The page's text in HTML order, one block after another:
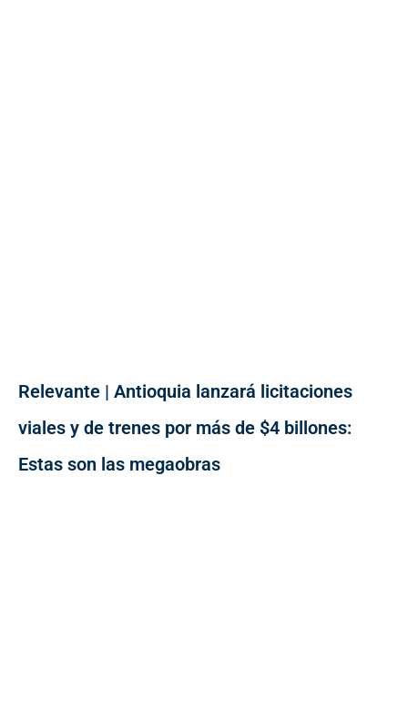
Relevante | Antioquia lanzará licitaciones
viales y de trenes por más de $4 billones:
Estas son las megaobras